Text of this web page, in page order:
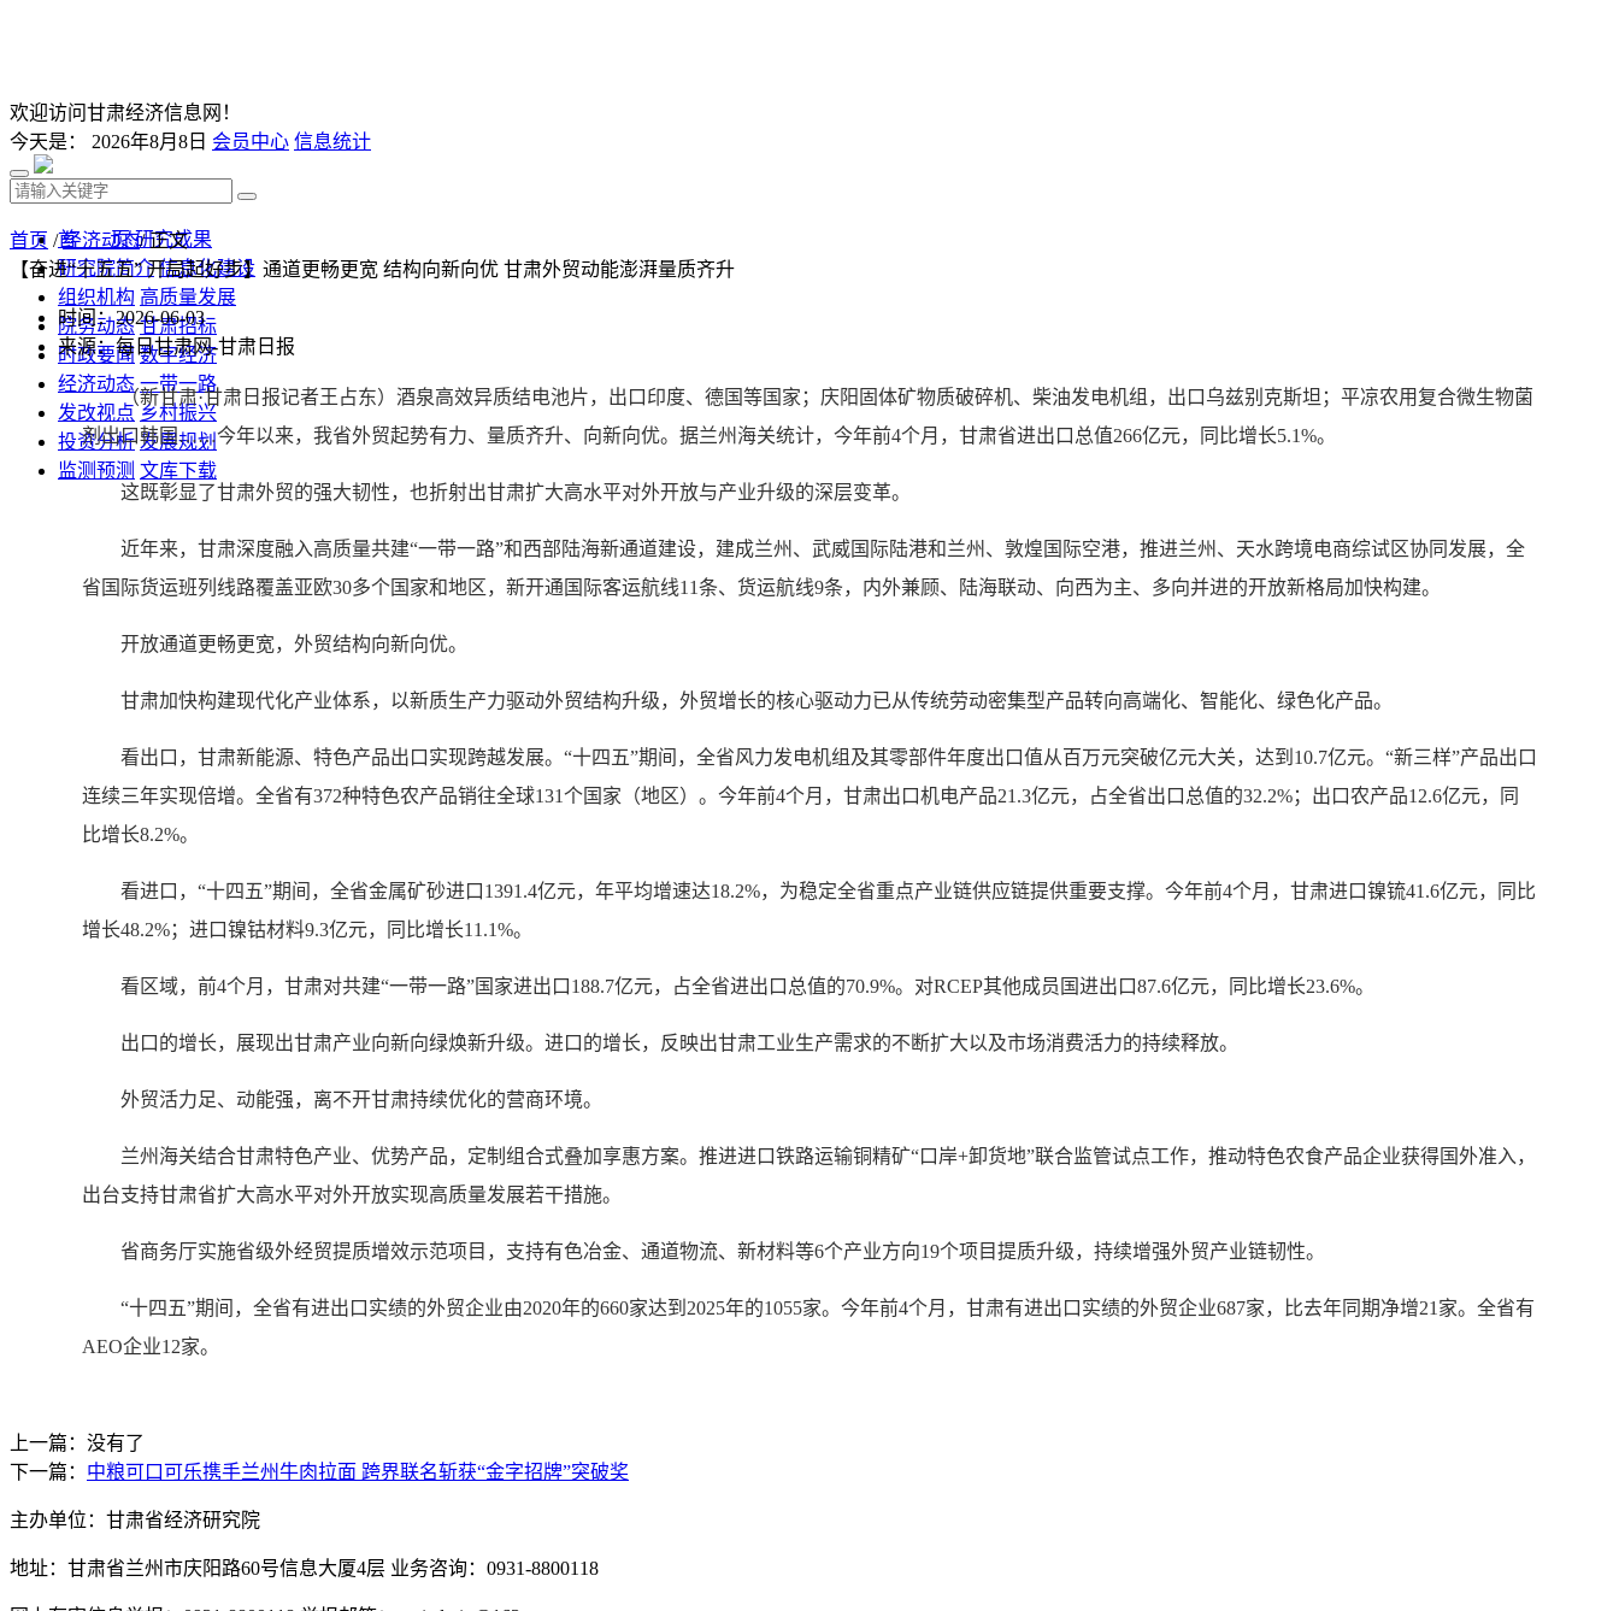
欢迎访问甘肃经济信息网！
今天是： 2026年8月8日 会员中心 信息统计
首 页 研究成果
研究院简介 信息化建设
组织机构 高质量发展
院务动态 甘肃招标
时政要闻 数字经济
经济动态 一带一路
发改视点 乡村振兴
投资分析 发展规划
监测预测 文库下载
首页 /经济动态/ 正文
【奋进“十五五” 开局起好步】通道更畅更宽 结构向新向优 甘肃外贸动能澎湃量质齐升
时间：2026-06-03
来源：每日甘肃网-甘肃日报
（新甘肃·甘肃日报记者王占东）酒泉高效异质结电池片，出口印度、德国等国家；庆阳固体矿物质破碎机、柴油发电机组，出口乌兹别克斯坦；平凉农用复合微生物菌
剂出口韩国……今年以来，我省外贸起势有力、量质齐升、向新向优。据兰州海关统计，今年前4个月，甘肃省进出口总值266亿元，同比增长5.1%。
这既彰显了甘肃外贸的强大韧性，也折射出甘肃扩大高水平对外开放与产业升级的深层变革。
近年来，甘肃深度融入高质量共建“一带一路”和西部陆海新通道建设，建成兰州、武威国际陆港和兰州、敦煌国际空港，推进兰州、天水跨境电商综试区协同发展，全
省国际货运班列线路覆盖亚欧30多个国家和地区，新开通国际客运航线11条、货运航线9条，内外兼顾、陆海联动、向西为主、多向并进的开放新格局加快构建。
开放通道更畅更宽，外贸结构向新向优。
甘肃加快构建现代化产业体系，以新质生产力驱动外贸结构升级，外贸增长的核心驱动力已从传统劳动密集型产品转向高端化、智能化、绿色化产品。
看出口，甘肃新能源、特色产品出口实现跨越发展。“十四五”期间，全省风力发电机组及其零部件年度出口值从百万元突破亿元大关，达到10.7亿元。“新三样”产品出口
连续三年实现倍增。全省有372种特色农产品销往全球131个国家（地区）。今年前4个月，甘肃出口机电产品21.3亿元，占全省出口总值的32.2%；出口农产品12.6亿元，同
比增长8.2%。
看进口，“十四五”期间，全省金属矿砂进口1391.4亿元，年平均增速达18.2%，为稳定全省重点产业链供应链提供重要支撑。今年前4个月，甘肃进口镍锍41.6亿元，同比
增长48.2%；进口镍钴材料9.3亿元，同比增长11.1%。
看区域，前4个月，甘肃对共建“一带一路”国家进出口188.7亿元，占全省进出口总值的70.9%。对RCEP其他成员国进出口87.6亿元，同比增长23.6%。
出口的增长，展现出甘肃产业向新向绿焕新升级。进口的增长，反映出甘肃工业生产需求的不断扩大以及市场消费活力的持续释放。
外贸活力足、动能强，离不开甘肃持续优化的营商环境。
兰州海关结合甘肃特色产业、优势产品，定制组合式叠加享惠方案。推进进口铁路运输铜精矿“口岸+卸货地”联合监管试点工作，推动特色农食产品企业获得国外准入，
出台支持甘肃省扩大高水平对外开放实现高质量发展若干措施。
省商务厅实施省级外经贸提质增效示范项目，支持有色冶金、通道物流、新材料等6个产业方向19个项目提质升级，持续增强外贸产业链韧性。
“十四五”期间，全省有进出口实绩的外贸企业由2020年的660家达到2025年的1055家。今年前4个月，甘肃有进出口实绩的外贸企业687家，比去年同期净增21家。全省有
AEO企业12家。
上一篇：没有了
下一篇： 中粮可口可乐携手兰州牛肉拉面 跨界联名斩获“金字招牌”突破奖
主办单位：甘肃省经济研究院
地址：甘肃省兰州市庆阳路60号信息大厦4层 业务咨询：0931-8800118